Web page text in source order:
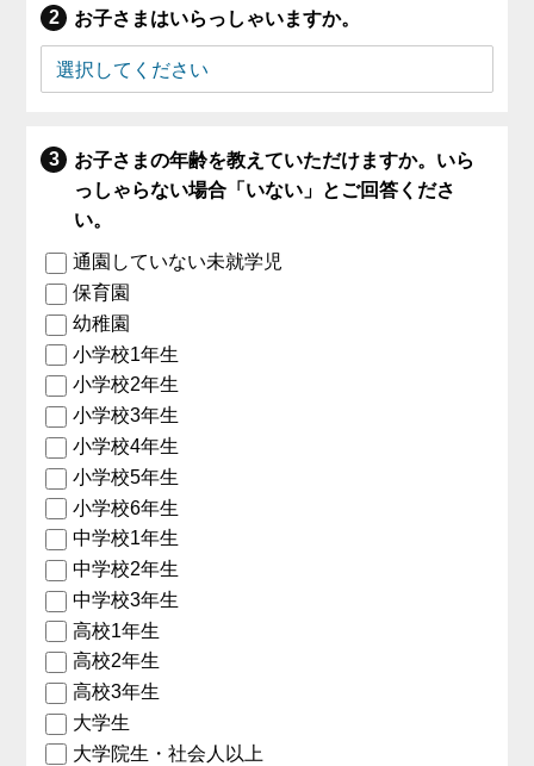
お子さまはいらっしゃいますか。
お子さまの年齢を教えていただけますか。いら
っしゃらない場合「いない」とご回答くださ
い。
通園していない未就学児
保育園
幼稚園
小学校1年生
小学校2年生
小学校3年生
小学校4年生
小学校5年生
小学校6年生
中学校1年生
中学校2年生
中学校3年生
高校1年生
高校2年生
高校3年生
大学生
大学院生・社会人以上